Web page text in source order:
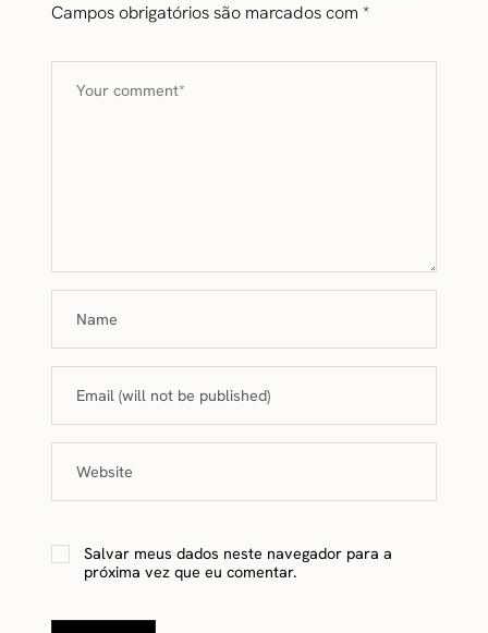
Campos obrigatórios são marcados com*
Salvar meus dados neste navegador para a
próxima vez que eu comentar.